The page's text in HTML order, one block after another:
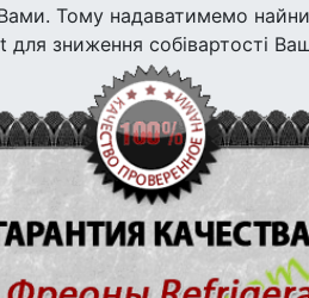
Вами. Тому надаватимемо
зниження собівартості